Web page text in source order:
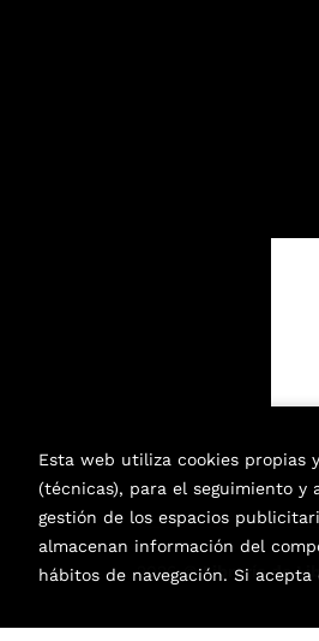
2026 ©Librería de
Esta web utiliza cookies propias
(técnicas), para el seguimiento
gestión de los espacios
almacenan información del
hábitos de navegación. Si